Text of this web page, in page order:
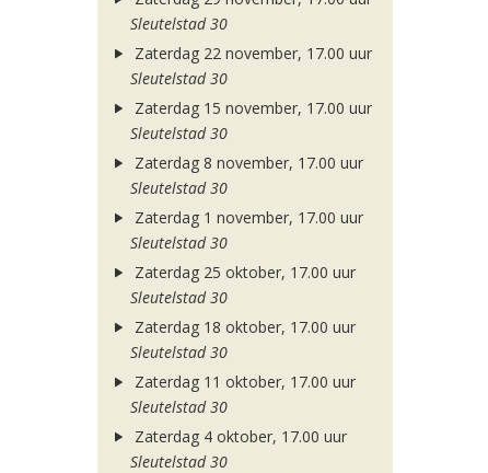
Sleutelstad 30
Zaterdag 22 november, 17.00 uur
Sleutelstad 30
Zaterdag 15 november, 17.00 uur
Sleutelstad 30
Zaterdag 8 november, 17.00 uur
Sleutelstad 30
Zaterdag 1 november, 17.00 uur
Sleutelstad 30
Zaterdag 25 oktober, 17.00 uur
Sleutelstad 30
Zaterdag 18 oktober, 17.00 uur
Sleutelstad 30
Zaterdag 11 oktober, 17.00 uur
Sleutelstad 30
Zaterdag 4 oktober, 17.00 uur
Sleutelstad 30